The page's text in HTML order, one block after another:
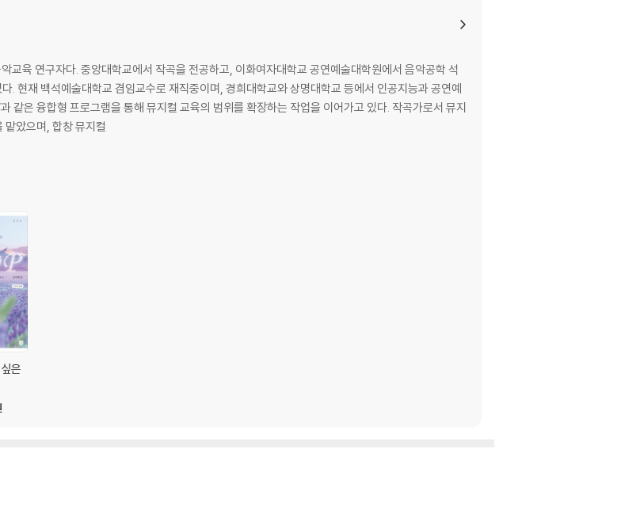
교육 연구자다. 중앙대학교에서 작곡을 전공하고, 이화여자대학교 공연예술대학원에서 음악공학 석
. 현재 백석예술대학교 겸임교수로 재직중이며, 경희대학교와 상명대학교 등에서 인공지능과 공연예
같은 융합형 프로그램을 통해 뮤지컬 교육의 범위를 확장하는 작업을 이어가고 있다. 작곡가로서 뮤지
맡았으며, 합창 뮤지컬
은